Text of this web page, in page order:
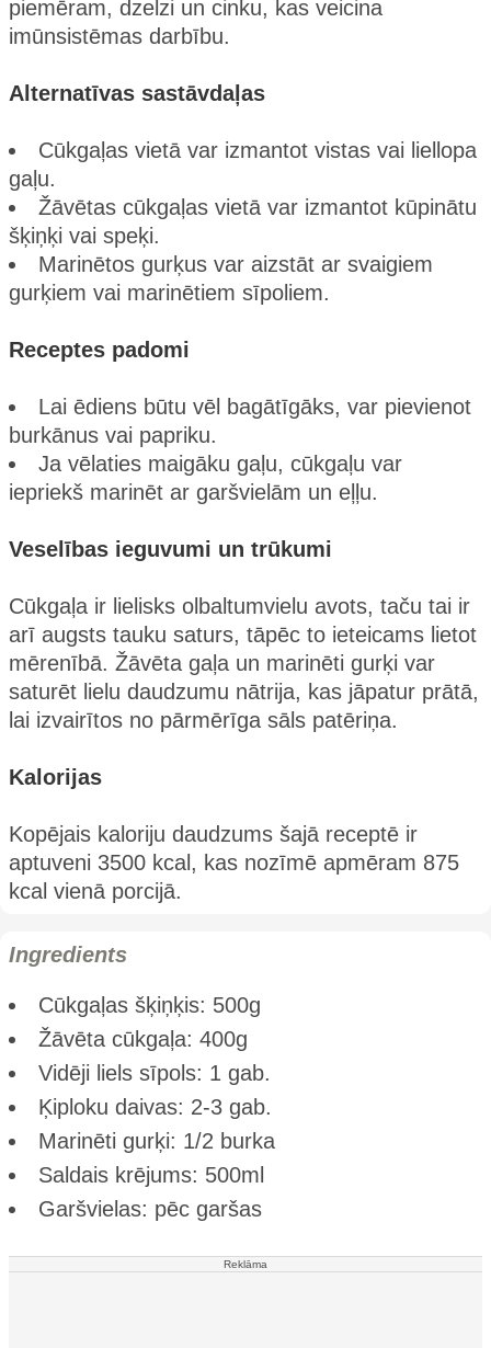
piemēram, dzelzi un cinku, kas veicina
imūnsistēmas darbību​.
Alternatīvas sastāvdaļas
Cūkgaļas vietā var izmantot vistas vai liellopa
gaļu.
Žāvētas cūkgaļas vietā var izmantot kūpinātu
šķiņķi vai speķi.
Marinētos gurķus var aizstāt ar svaigiem
gurķiem vai marinētiem sīpoliem.
Receptes padomi
Lai ēdiens būtu vēl bagātīgāks, var pievienot
burkānus vai papriku.
Ja vēlaties maigāku gaļu, cūkgaļu var
iepriekš marinēt ar garšvielām un eļļu.
Veselības ieguvumi un trūkumi
Cūkgaļa ir lielisks olbaltumvielu avots, taču tai ir
arī augsts tauku saturs, tāpēc to ieteicams lietot
mērenībā. Žāvēta gaļa un marinēti gurķi var
saturēt lielu daudzumu nātrija, kas jāpatur prātā,
lai izvairītos no pārmērīga sāls patēriņa.
Kalorijas
Kopējais kaloriju daudzums šajā receptē ir
aptuveni 3500 kcal, kas nozīmē apmēram 875
kcal vienā porcijā.
Ingredients
Cūkgaļas šķiņķis: 500g
Žāvēta cūkgaļa: 400g
Vidēji liels sīpols: 1 gab.
Ķiploku daivas: 2-3 gab.
Marinēti gurķi: 1/2 burka
Saldais krējums: 500ml
Garšvielas: pēc garšas
Reklāma